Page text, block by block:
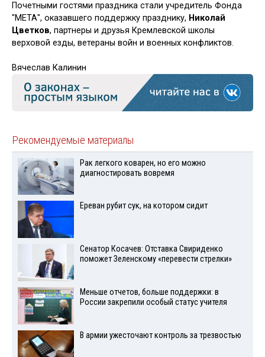
Почетными гостями праздника стали учредитель Фонда
"МЕТА", оказавшего поддержку празднику, Николай
Цветков, партнеры и друзья Кремлевской школы
верховой езды, ветераны войн и военных конфликтов.
Вячеслав Калинин
Рекомендуемые материалы
Рак легкого коварен, но его можно
диагностировать вовремя
Ереван рубит сук, на котором сидит
Сенатор Косачев: Отставка Свириденко
поможет Зеленскому «перевести стрелки»
Меньше отчетов, больше поддержки: в
России закрепили особый статус учителя
В армии ужесточают контроль за трезвостью